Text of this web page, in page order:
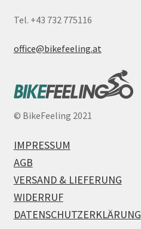
Tel. +43 732 775116
office@bikefeeling.at
© BikeFeeling 2021
IMPRESSUM
AGB
VERSAND & LIEFERUNG
WIDERRUF
DATENSCHUTZERKLÄRUNG